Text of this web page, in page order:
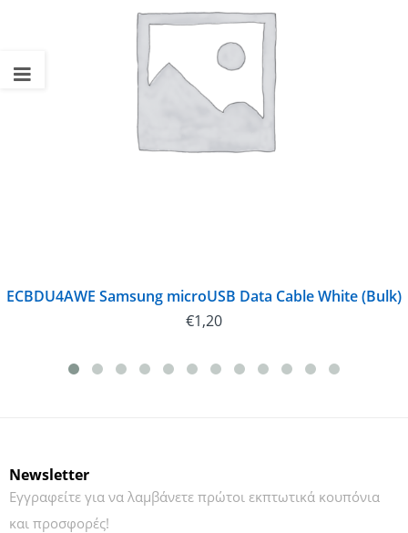
ECBDU4AWE Samsung microUSB Data Cable White (Bulk)
€1,20
Newsletter
Εγγραφείτε για να λαμβάνετε πρώτοι εκπτωτικά κουπόνια
και προσφορές!